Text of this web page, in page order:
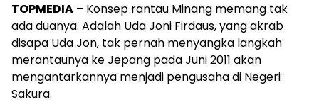
TOPMEDIA – Konsep rantau Minang memang tak
ada duanya. Adalah Uda Joni Firdaus, yang akrab
disapa Uda Jon, tak pernah menyangka langkah
merantaunya ke Jepang pada Juni 2011 akan
mengantarkannya menjadi pengusaha di Negeri
Sakura.